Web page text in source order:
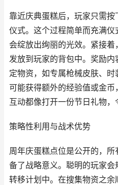
靠近庆典蛋糕后，玩家只需按
仪式。这个过程简单而充满
会绽放出绚丽的光效。紧接
发放到玩家的背包中。奖励
定物资，如专属枪械皮肤、
可能获得额外的经验值或金
互动都像打开一份节日礼物，
策略性利用与战术优势
周年庆蛋糕点位是公开的，
备了战略意义。聪明的玩家
转移计划中。在搜集物资之